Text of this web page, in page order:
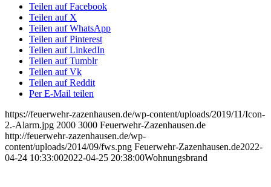
Teilen auf Facebook
Teilen auf X
Teilen auf WhatsApp
Teilen auf Pinterest
Teilen auf LinkedIn
Teilen auf Tumblr
Teilen auf Vk
Teilen auf Reddit
Per E-Mail teilen
https://feuerwehr-zazenhausen.de/wp-content/uploads/2019/11/Icon-
2.-Alarm.jpg 2000 3000 Feuerwehr-Zazenhausen.de
http://feuerwehr-zazenhausen.de/wp-
content/uploads/2014/09/fws.png Feuerwehr-Zazenhausen.de2022-
04-24 10:33:002022-04-25 20:38:00Wohnungsbrand